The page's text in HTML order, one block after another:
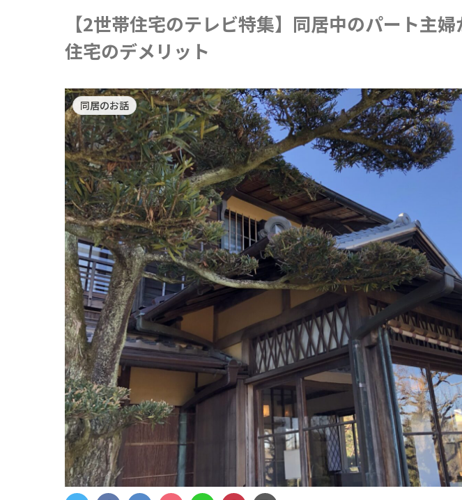
【2世帯住宅のテレビ特集】同居中のパート主
住宅のデメリット
同居のお話